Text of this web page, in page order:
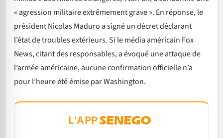
« agression militaire extrêmement grave ». En réponse, le
président Nicolas Maduro a signé un décret déclarant
l’état de troubles extérieurs. Si le média américain Fox
News, citant des responsables, a évoqué une attaque de
l’armée américaine, aucune confirmation officielle n’a
pour l’heure été émise par Washington.
L'APP